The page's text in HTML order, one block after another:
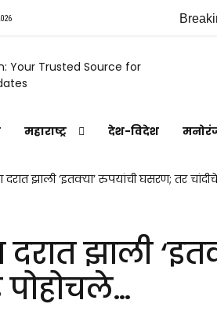
विधान परिषद
Latest News
महाराष्ट्र देश-विदेश
दरात झाली ‘इतक्या’ रुपयांची घसरण; तर
दरात झाली
पोहोचले…